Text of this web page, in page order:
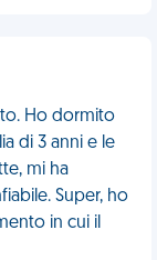
Ho dormito
di 3 anni e le
mi ha
Super, ho
in cui il